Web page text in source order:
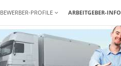
BEWERBER-PROFILE ARBEITGEBER-INFO